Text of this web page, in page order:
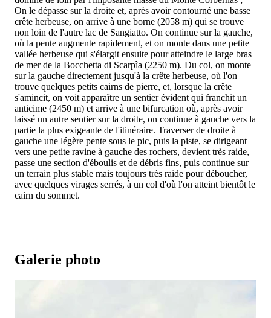
On le dépasse sur la droite et, après avoir contourné une basse
crête herbeuse, on arrive à une borne (2058 m) qui se trouve
non loin de l'autre lac de Sangiatto. On continue sur la gauche,
où la pente augmente rapidement, et on monte dans une petite
vallée herbeuse qui s'élargit ensuite pour atteindre le large bras
de mer de la Bocchetta di Scarpìa (2250 m). Du col, on monte
sur la gauche directement jusqu'à la crête herbeuse, où l'on
trouve quelques petits cairns de pierre, et, lorsque la crête
s'amincit, on voit apparaître un sentier évident qui franchit un
anticime (2450 m) et arrive à une bifurcation où, après avoir
laissé un autre sentier sur la droite, on continue à gauche vers la
partie la plus exigeante de l'itinéraire. Traverser de droite à
gauche une légère pente sous le pic, puis la piste, se dirigeant
vers une petite ravine à gauche des rochers, devient très raide,
passe une section d'éboulis et de débris fins, puis continue sur
un terrain plus stable mais toujours très raide pour déboucher,
avec quelques virages serrés, à un col d'où l'on atteint bientôt le
cairn du sommet.
Galerie photo